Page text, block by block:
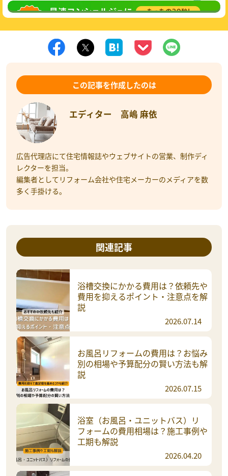
無料相談してみる
この記事を作成したのは
エディター 高嶋 麻依
広告代理店にて住宅情報誌やウェブサイトの営業、制作ディ
レクターを担当。
編集者としてリフォーム会社や住宅メーカーのメディアを数
多く手掛ける。
関連記事
浴槽交換にかかる費用は？依頼先や
費用を抑えるポイント・注意点を解
説
2026.07.14
お風呂リフォームの費用は？お悩み
別の相場や予算配分の賢い方法も解
説
2026.07.15
浴室（お風呂・ユニットバス）リ
フォームの費用相場は？施工事例や
工期も解説
2026.04.20